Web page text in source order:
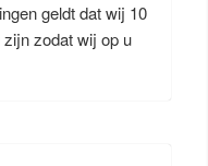
geldt dat wij 10
zodat wij op u